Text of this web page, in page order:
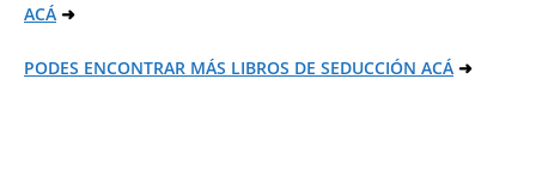
ACÁ ➜
PODES ENCONTRAR MÁS LIBROS DE SEDUCCIÓN ACÁ ➜